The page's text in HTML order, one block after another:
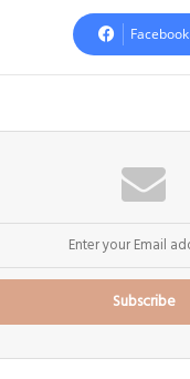
Facebook